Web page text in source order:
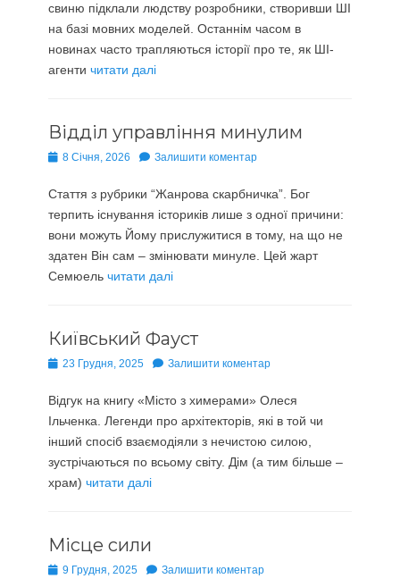
свиню підклали людству розробники, створивши ШІ
на базі мовних моделей. Останнім часом в
новинах часто трапляються історії про те, як ШІ-
агенти читати далі
Відділ управління минулим
Опубліковано
8 Січня, 2026 Залишити коментар
Стаття з рубрики “Жанрова скарбничка”. Бог
терпить існування істориків лише з одної причини:
вони можуть Йому прислужитися в тому, на що не
здатен Він сам – змінювати минуле. Цей жарт
Семюель читати далі
Київський Фауст
Опубліковано
23 Грудня, 2025 Залишити коментар
Відгук на книгу «Місто з химерами» Олеся
Ільченка. Легенди про архітекторів, які в той чи
інший спосіб взаємодіяли з нечистою силою,
зустрічаються по всьому світу. Дім (а тим більше –
храм) читати далі
Місце сили
Опубліковано
9 Грудня, 2025 Залишити коментар